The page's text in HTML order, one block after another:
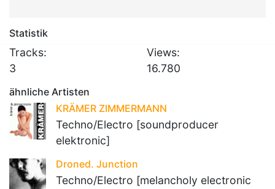
Statistik
Tracks:
3
Views:
16.780
ähnliche Artisten
KRÄMER ZIMMERMANN
Techno/Electro [soundproducer
elektronic]
Droned. Junction
Techno/Electro [melancholy electronic